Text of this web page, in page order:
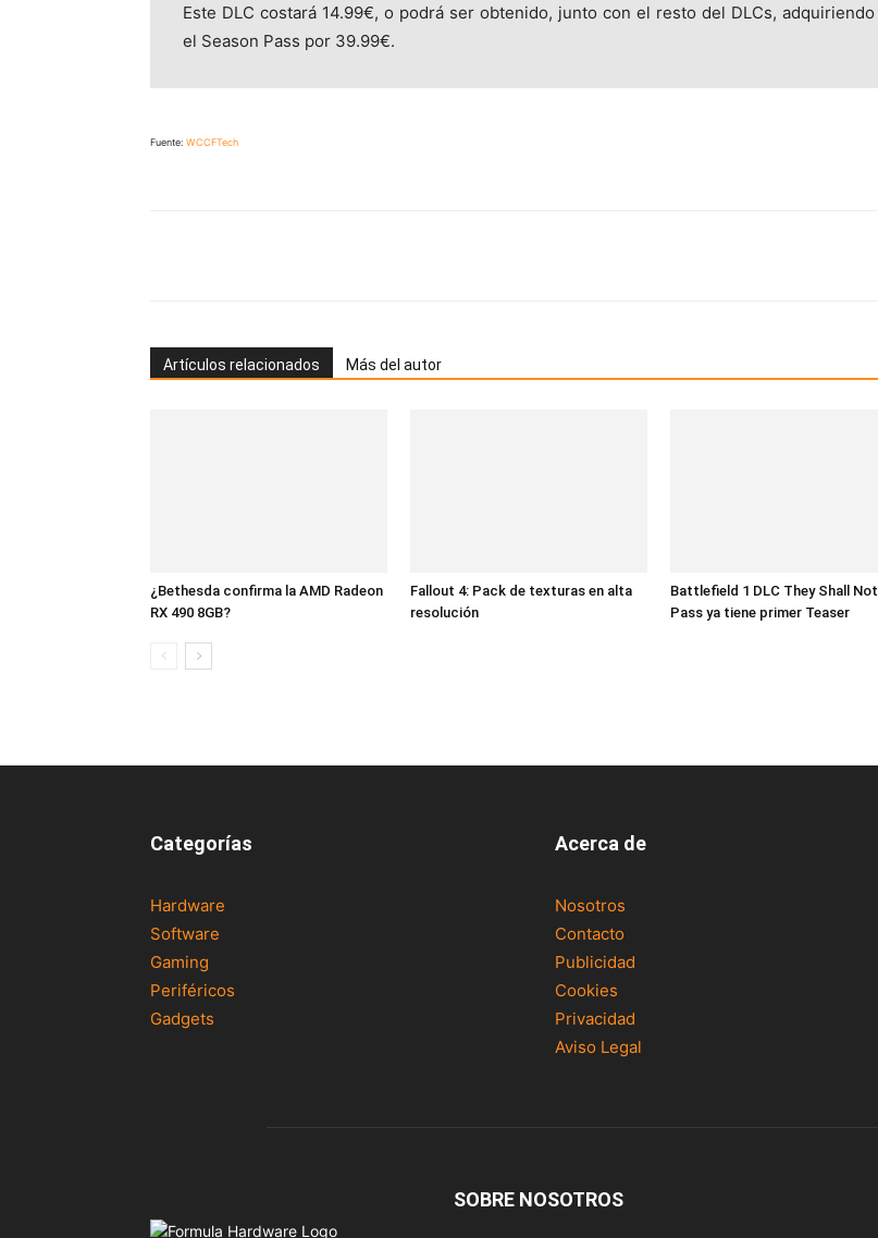
Este DLC costará 14.99€, o podrá ser obtenido, junto con el resto del DLCs, adquiriendo
el Season Pass por 39.99€.
Fuente: WCCFTech
Artículos relacionados Más del autor
¿Bethesda confirma la AMD Radeon
RX 490 8GB?
Fallout 4: Pack de texturas en alta
resolución
Battlefield 1 DLC They Shall Not
Pass ya tiene primer Teaser
Categorías
Hardware
Software
Gaming
Periféricos
Gadgets
Acerca de
Nosotros
Contacto
Publicidad
Cookies
Privacidad
Aviso Legal
SOBRE NOSOTROS